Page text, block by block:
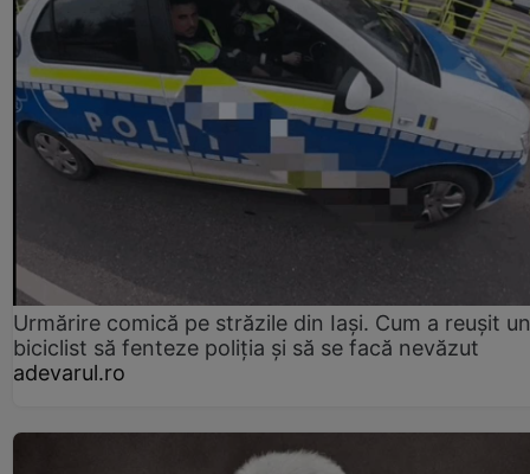
Urmărire comică pe străzile din Iași. Cum a reușit un
biciclist să fenteze poliția și să se facă nevăzut
adevarul.ro